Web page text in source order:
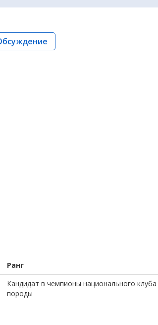
Ранг
Кандидат в чемпионы национального клуба
породы